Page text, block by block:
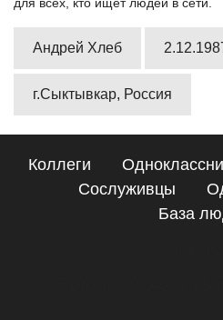
Андрей Хлеб
г.Сыктывкар, Россия
Коллеги
Сослуживцы
База